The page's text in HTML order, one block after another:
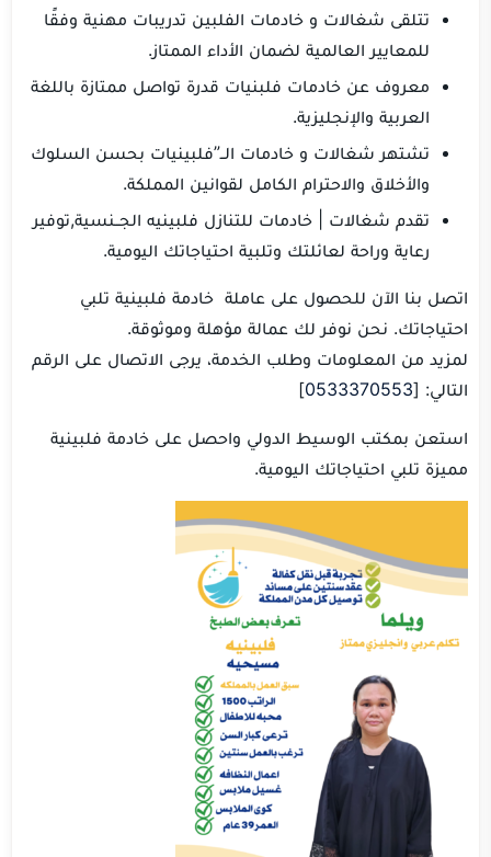
تتلقى شغالات و خادمات الفلبين تدريبات مهنية وفقًا
للمعايير العالمية لضمان الأداء الممتاز.
معروف عن خادمات فلبنيات قدرة تواصل ممتازة باللغة
العربية والإنجليزية.
تشتهر شغالات و خادمات الــ”فلبينيات بحسن السلوك
والأخلاق والاحترام الكامل لقوانين المملكة.
تقدم شغالات | خادمات للتنازل فلبينيه الجــنسية,توفير
رعاية وراحة لعائلتك وتلبية احتياجاتك اليومية.
اتصل بنا الآن للحصول على عاملة خادمة فلبينية تلبي
احتياجاتك. نحن نوفر لك عمالة مؤهلة وموثوقة.
لمزيد من المعلومات وطلب الخدمة، يرجى الاتصال على الرقم
التالي: [0533370553
]
استعن بمكتب الوسيط الدولي واحصل على خادمة فلبينية
مميزة تلبي احتياجاتك اليومية.